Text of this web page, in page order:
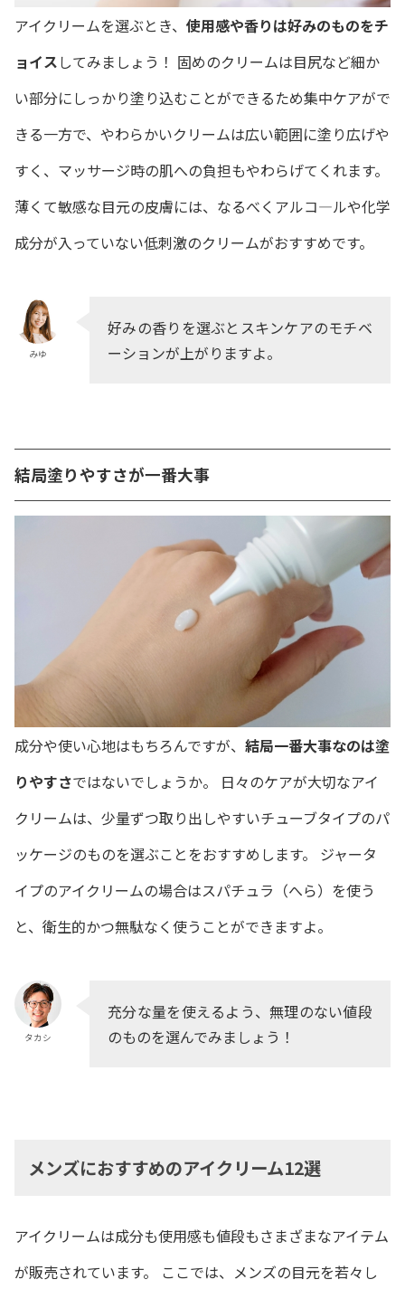
アイクリームを選ぶとき、 使用感や香りは好みのものをチ
ョイスしてみましょう！ 固めのクリームは目尻など細か
い部分にしっかり塗り込むことができるため集中ケアがで
きる一方で、やわらかいクリームは広い範囲に塗り広げや
すく、マッサージ時の肌への負担もやわらげてくれます。
薄くて敏感な目元の皮膚には、なるべくアルコ―ルや化学
成分が入っていない低刺激のクリームがおすすめです。
みゆ
好みの香りを選ぶとスキンケアのモチベ
ーションが上がりますよ。
結局塗りやすさが一番大事
成分や使い心地はもちろんですが、 結局一番大事なのは塗
りやすさではないでしょうか。 日々のケアが大切なアイ
クリームは、少量ずつ取り出しやすいチューブタイプのパ
ッケージのものを選ぶことをおすすめします。 ジャータ
イプのアイクリームの場合はスパチュラ（へら）を使う
と、衛生的かつ無駄なく使うことができますよ。
タカシ
充分な量を使えるよう、無理のない値段
のものを選んでみましょう！
メンズにおすすめのアイクリーム12選
アイクリームは成分も使用感も値段もさまざまなアイテム
が販売されています。 ここでは、メンズの目元を若々し